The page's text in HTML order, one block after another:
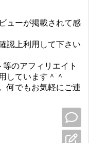
ューが掲載されて感
認上利用して下さい
のアフィリエイト
しています＾＾
何でもお気軽にご連